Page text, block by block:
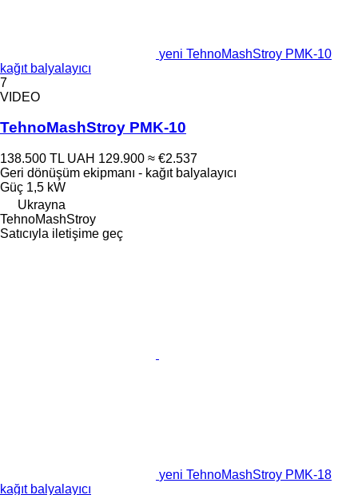
yeni TehnoMashStroy PMK-10
kağıt balyalayıcı
7
VIDEO
TehnoMashStroy PMK-10
138.500 TL UAH 129.900 ≈ €2.537
Geri dönüşüm ekipmanı - kağıt balyalayıcı
Güç 1,5 kW
Ukrayna
TehnoMashStroy
Satıcıyla iletişime geç
yeni TehnoMashStroy PMK-18
kağıt balyalayıcı